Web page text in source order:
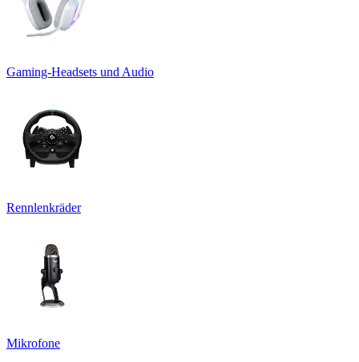
Gaming-Headsets und Audio
Rennlenkräder
Mikrofone